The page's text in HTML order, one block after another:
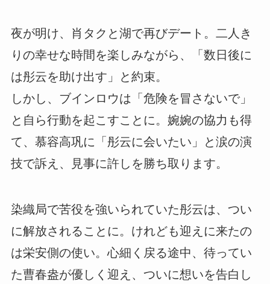
夜が明け、肖タクと湖で再びデート。二人き
りの幸せな時間を楽しみながら、「数日後に
は彤云を助け出す」と約束。
しかし、ブインロウは「危険を冒さないで」
と自ら行動を起こすことに。婉婉の協力も得
て、慕容高巩に「彤云に会いたい」と涙の演
技で訴え、見事に許しを勝ち取ります。
染織局で苦役を強いられていた彤云は、つい
に解放されることに。けれども迎えに来たの
は栄安側の使い。心細く戻る途中、待ってい
た曹春盎が優しく迎え、ついに想いを告白し